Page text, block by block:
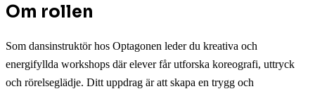
Om rollen
Som dansinstruktör hos Optagonen leder du kreativa och
energifyllda workshops där elever får utforska koreografi, uttryck
och rörelseglädje. Ditt uppdrag är att skapa en trygg och